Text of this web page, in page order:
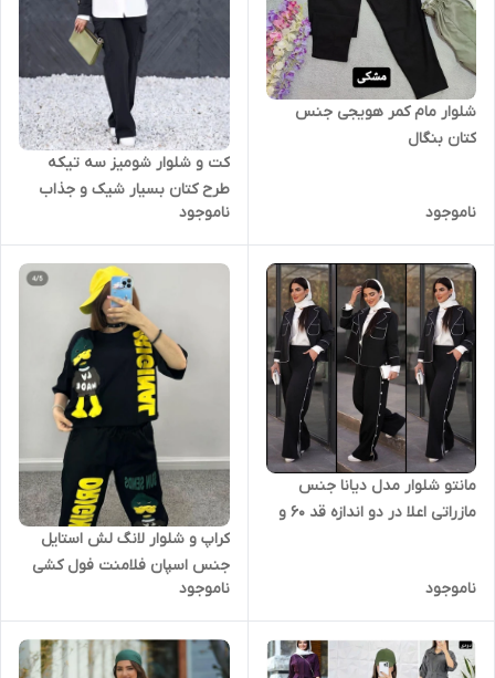
شلوار مام کمر هویجی جنس
کتان بنگال
ناموجود
کت و شلوار شومیز سه تیکه
طرح کتان بسیار شیک و جذاب
ناموجود
مانتو شلوار مدل دیانا جنس
مازراتی اعلا در دو اندازه قد ۶۰ و
ناموجود
کراپ و شلوار لانگ لش استایل
جنس اسپان فلامنت فول کشی
ناموجود